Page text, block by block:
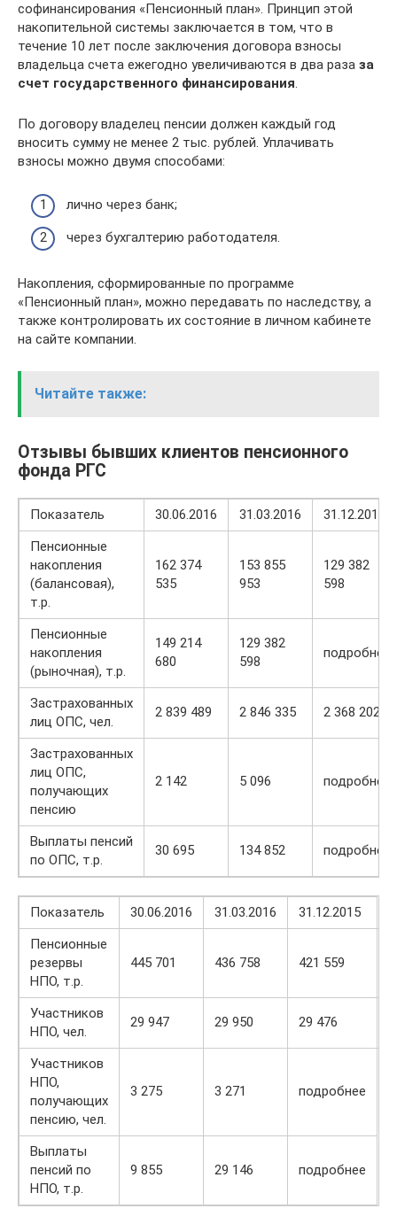
софинансирования «Пенсионный план». Принцип этой
накопительной системы заключается в том, что в
течение 10 лет после заключения договора взносы
владельца счета ежегодно увеличиваются в два раза за
счет государственного финансирования.
По договору владелец пенсии должен каждый год
вносить сумму не менее 2 тыс. рублей. Уплачивать
взносы можно двумя способами:
лично через банк;
через бухгалтерию работодателя.
Накопления, сформированные по программе
«Пенсионный план», можно передавать по наследству, а
также контролировать их состояние в личном кабинете
на сайте компании.
Читайте также:
Отзывы бывших клиентов пенсионного
фонда РГС
Показатель 30.06.2016 31.03.2016
31.12.2015
Пенсионные
накопления
(балансовая),
т.р.
162 374
535
153 855
953
129 382
598
Пенсионные
накопления
(рыночная), т.р.
149 214
680
129 382
598
подробнее
Застрахованных
лиц ОПС, чел.
2 839 489 2 846 335 2 368 202
Застрахованных
лиц ОПС,
получающих
пенсию
2 142 5 096 подробнее
Выплаты пенсий
по ОПС, т.р.
30 695 134 852 подробнее
Показатель 30.06.2016 31.03.2016
31.12.2015
Пенсионные
резервы
НПО, т.р.
445 701 436 758 421 559
Участников
НПО, чел.
29 947 29 950 29 476
Участников
НПО,
получающих
пенсию, чел.
3 275 3 271 подробнее
Выплаты
пенсий по
НПО, т.р.
9 855 29 146 подробнее